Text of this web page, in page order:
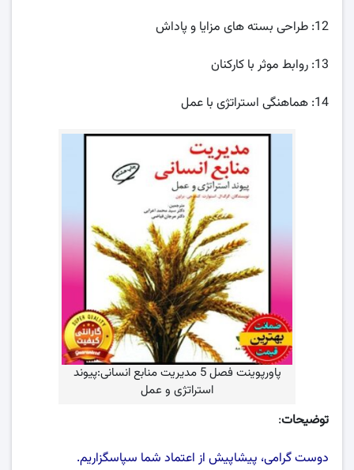
12: طراحی بسته های مزایا و پاداش
13: روابط موثر با کارکنان
14: هماهنگی استراتژی با عمل
پاورپوینت فصل 5 مدیریت منابع انسانی:پیوند
استراتژی و عمل
توضیحات:
دوست گرامی، پیشاپیش از اعتماد شما سپاسگزاریم.